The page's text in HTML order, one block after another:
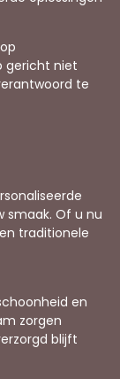
gericht niet
te
smaak. Of u nu
traditionele
en
zorgen
blijft